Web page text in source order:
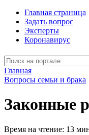
Главная страница
Задать вопрос
Эксперты
Коронавирус
Главная
Вопросы семьи и брака
Законные
Время на чтение: 13